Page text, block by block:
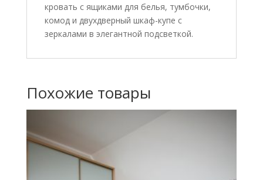
кровать с ящиками для белья, тумбочки,
комод и двухдверный шкаф-купе с
зеркалами в элегантной подсветкой.
Похожие товары